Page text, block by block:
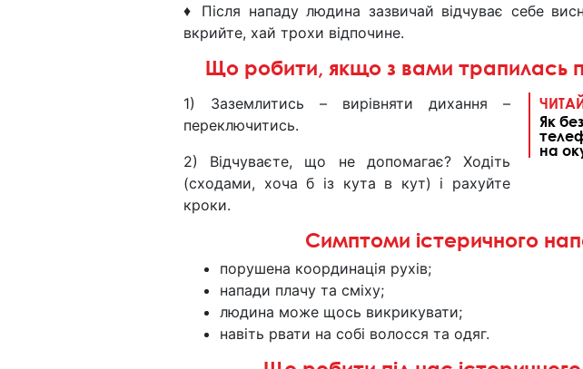
♦ Після нападу людина зазвичай відчуває себе
вкрийте, хай трохи відпочине.
Що робити, якщо з вами трапилась
Як
на
1) Заземлитись – вирівняти дихання –
переключитись.
2) Відчуваєте, що не допомагає? Ходіть
(сходами, хоча б із кута в кут) і рахуйте
кроки.
Симптоми істеричного
порушена координація рухів;
напади плачу та сміху;
людина може щось викрикувати;
навіть рвати на собі волосся та одяг.